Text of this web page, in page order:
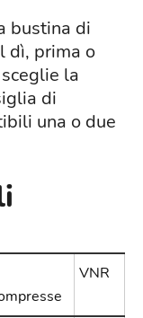
bustina di
dì, prima o
la
di
una o due
VNR